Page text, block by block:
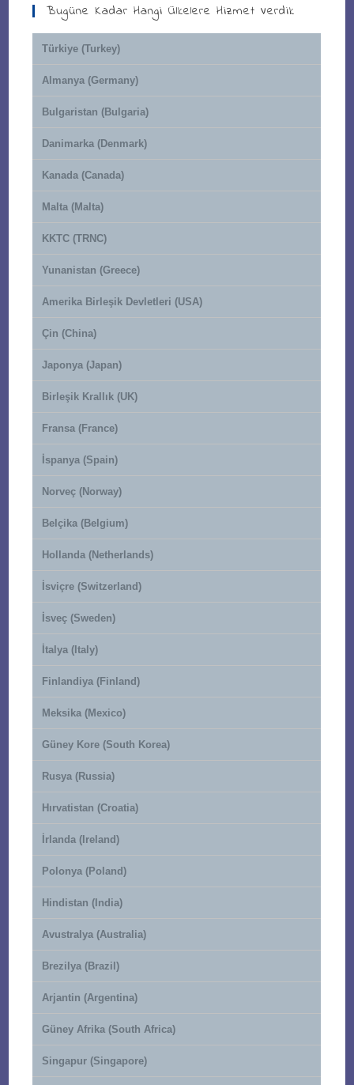
Bugüne Kadar Hangi Ülkelere Hizmet Verdik
Türkiye (Turkey)
Almanya (Germany)
Bulgaristan (Bulgaria)
Danimarka (Denmark)
Kanada (Canada)
Malta (Malta)
KKTC (TRNC)
Yunanistan (Greece)
Amerika Birleşik Devletleri (USA)
Çin (China)
Japonya (Japan)
Birleşik Krallık (UK)
Fransa (France)
İspanya (Spain)
Norveç (Norway)
Belçika (Belgium)
Hollanda (Netherlands)
İsviçre (Switzerland)
İsveç (Sweden)
İtalya (Italy)
Finlandiya (Finland)
Meksika (Mexico)
Güney Kore (South Korea)
Rusya (Russia)
Hırvatistan (Croatia)
İrlanda (Ireland)
Polonya (Poland)
Hindistan (India)
Avustralya (Australia)
Brezilya (Brazil)
Arjantin (Argentina)
Güney Afrika (South Africa)
Singapur (Singapore)